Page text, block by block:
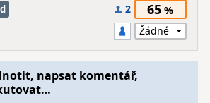
2 65
napsat komentář,